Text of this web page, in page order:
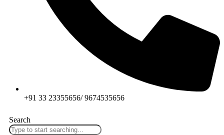
+91 33 23355656/ 9674535656
Search